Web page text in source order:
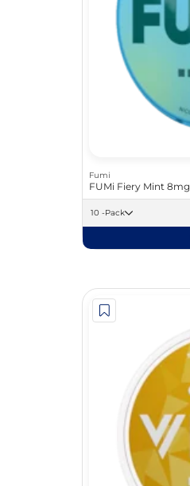
Fumi
FUMi Fiery Mint 8mg
10 -Pack